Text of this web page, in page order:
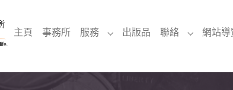
主頁 (current)
事務所 服務 Submenu for "服務"
出版品 聯絡 Submenu
網站導